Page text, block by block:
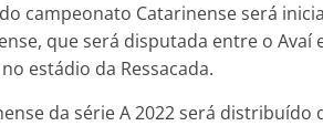
campeonato Catarinense será
que será disputada entre o Avaí
estádio da Ressacada.
da série A 2022 será distribuído